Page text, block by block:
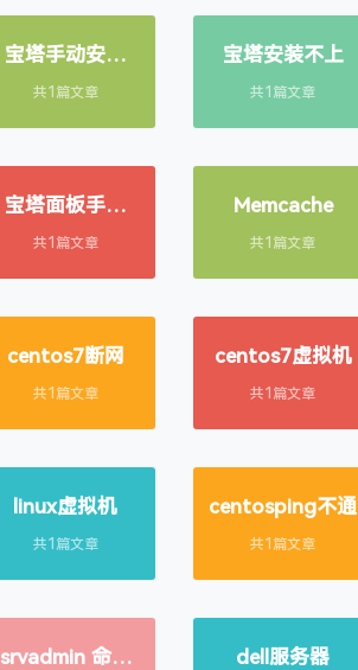
宝塔手动安装
fileinfo
共1篇文章
宝塔安装不上
共1篇文章
宝塔面板手动
Memcache
共1篇文章
Memcache
共1篇文章
centos7断网
共1篇文章
centos7虚拟机
共1篇文章
linux虚拟机
共1篇文章
centosping不通
共1篇文章
srvadmin 命令
dell服务器